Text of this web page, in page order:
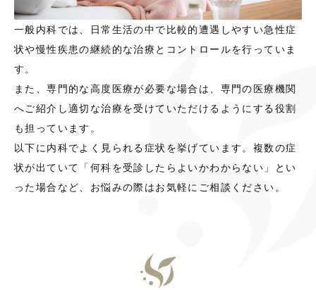
一般内科では、日常生活の中で比較的遭遇しやすい急性症
状や慢性疾患の継続的な治療とコントロールを行っていま
す。
また、専門的な高度医療が必要な場合は、専門の医療機関
へご紹介し適切な治療を受けていただけるようにする役割
も担っています。
以下に内科でよく見られる症状を挙げています。複数の症
状が出ていて「何科を受診したらよいかわからない」とい
った場合など、お悩みの際はお気軽にご相談ください。